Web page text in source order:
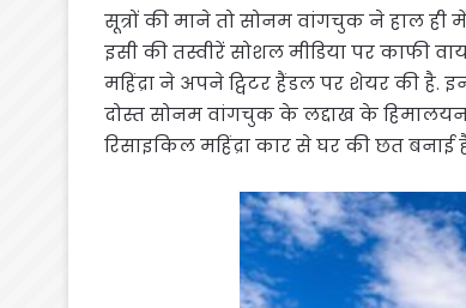
सूत्रों की माने तो सोनम वांगचुक ने हाल
इसी की तस्वीरें सोशल मीडिया पर काफी
महिंद्रा ने अपने ट्विटर हैंडल पर शेयर की
दोस्त सोनम वांगचुक के लद्दाख के
रिसाइकिल महिंद्रा कार से घर की छत बनाई